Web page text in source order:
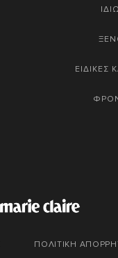
ΕΙΔΙΚΕΣ
ΠΟΛΙΤΙΚΗ